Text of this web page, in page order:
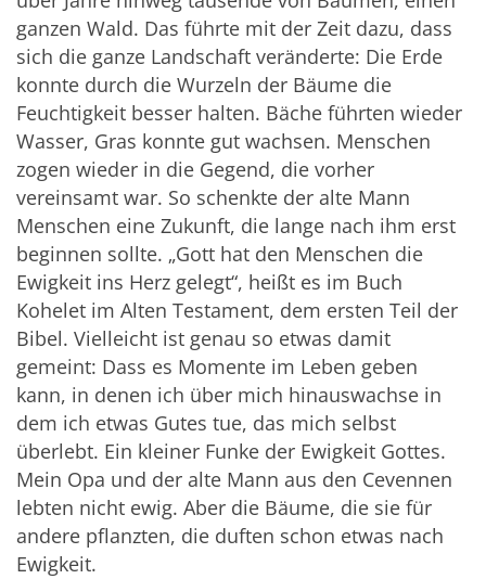
ganzen Wald. Das führte mit der Zeit dazu, dass
sich die ganze Landschaft veränderte: Die Erde
konnte durch die Wurzeln der Bäume die
Feuchtigkeit besser halten. Bäche führten wieder
Wasser, Gras konnte gut wachsen. Menschen
zogen wieder in die Gegend, die vorher
vereinsamt war. So schenkte der alte Mann
Menschen eine Zukunft, die lange nach ihm erst
beginnen sollte. „Gott hat den Menschen die
Ewigkeit ins Herz gelegt“, heißt es im Buch
Kohelet im Alten Testament, dem ersten Teil der
Bibel. Vielleicht ist genau so etwas damit
gemeint: Dass es Momente im Leben geben
kann, in denen ich über mich hinauswachse in
dem ich etwas Gutes tue, das mich selbst
überlebt. Ein kleiner Funke der Ewigkeit Gottes.
Mein Opa und der alte Mann aus den Cevennen
lebten nicht ewig. Aber die Bäume, die sie für
andere pflanzten, die duften schon etwas nach
Ewigkeit.